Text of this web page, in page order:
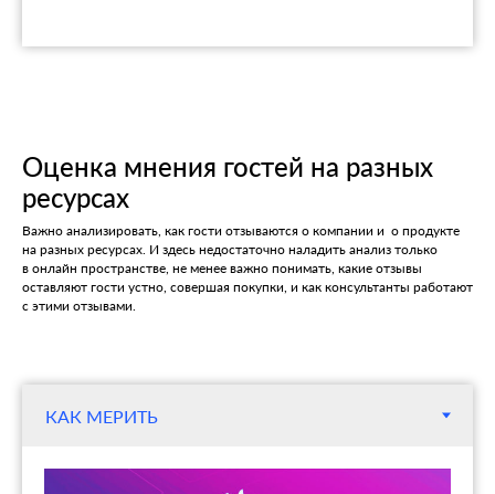
Оценка мнения гостей на разных
ресурсах
Важно анализировать, как гости отзываются о компании и о продукте
на разных ресурсах. И здесь недостаточно наладить анализ только
в онлайн пространстве, не менее важно понимать, какие отзывы
оставляют гости устно, совершая покупки, и как консультанты работают
с этими отзывами.